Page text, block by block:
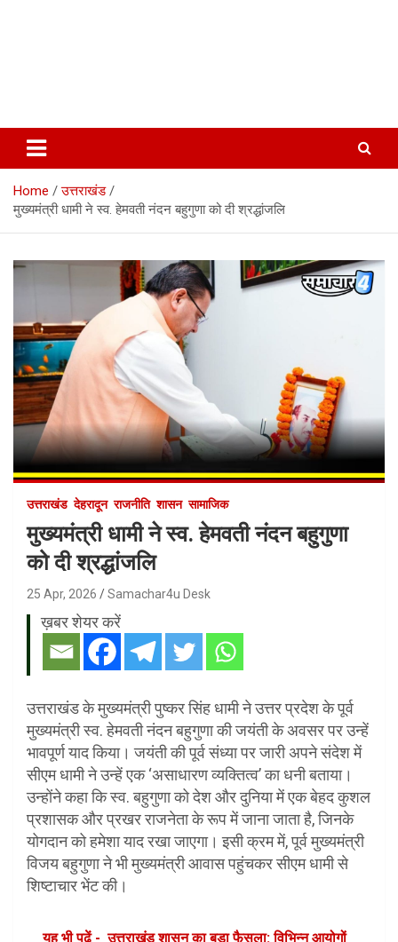
Home
उत्तराखंड
मुख्यमंत्री धामी ने स्व. हेमवती नंदन बहुगुणा को दी श्रद्धांजलि
उत्तराखंड देहरादून राजनीति शासन सामाजिक
मुख्यमंत्री धामी ने स्व. हेमवती नंदन बहुगुणा
को दी श्रद्धांजलि
25 Apr, 2026 Samachar4u Desk
ख़बर शेयर करें
उत्तराखंड के मुख्यमंत्री पुष्कर सिंह धामी ने उत्तर प्रदेश के पूर्व
मुख्यमंत्री स्व. हेमवती नंदन बहुगुणा की जयंती के अवसर पर उन्हें
भावपूर्ण याद किया। जयंती की पूर्व संध्या पर जारी अपने संदेश में
सीएम धामी ने उन्हें एक ‘असाधारण व्यक्तित्व’ का धनी बताया।
उन्होंने कहा कि स्व. बहुगुणा को देश और दुनिया में एक बेहद कुशल
प्रशासक और प्रखर राजनेता के रूप में जाना जाता है, जिनके
योगदान को हमेशा याद रखा जाएगा। इसी क्रम में, पूर्व मुख्यमंत्री
विजय बहुगुणा ने भी मुख्यमंत्री आवास पहुंचकर सीएम धामी से
शिष्टाचार भेंट की।
यह भी पढ़ें - उत्तराखंड शासन का बड़ा फैसला: विभिन्न आयोगों